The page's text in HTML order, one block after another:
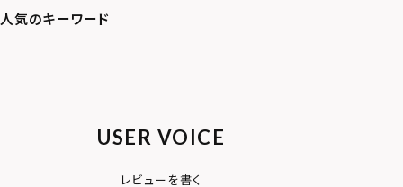
USER VOICE
レビューを書く